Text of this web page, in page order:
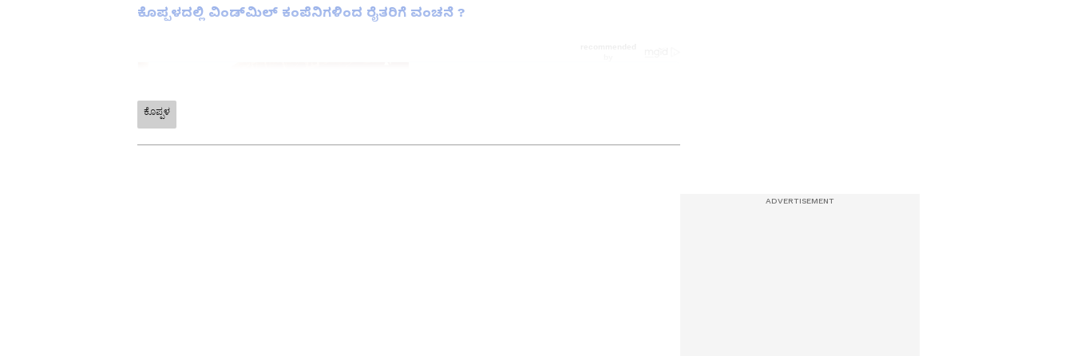
ಕೊಪ್ಪಳದಲ್ಲಿ ವಿಂಡ್‌ಮಿಲ್‌ ಕಂಪೆನಿಗಳಿಂದ ರೈತರಿಗೆ ವಂಚನೆ ?
ABOUT THE AUTHOR
Kannadaprabha News
ಕೊಪ್ಪಳ